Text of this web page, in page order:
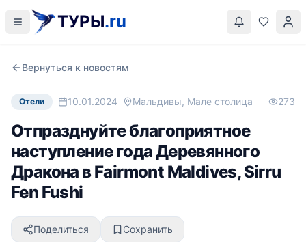
ТУРЫ.ru
Вернуться к новостям
Отели 10.01.2024 Мальдивы, Мале столица 273
Отпразднуйте благоприятное
наступление года Деревянного
Дракона в Fairmont Maldives, Sirru
Fen Fushi
Поделиться Сохранить